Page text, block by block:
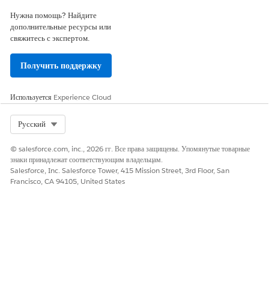
СОВЕТДля просмотра дополнительных категорий нажмите
обслуживания нажмите на поле поиска.
ПРИМЕЧАНИЕСредство запуска действий может
отображать до 10 недавно использованных процессов
обслуживания. Категория отображается для каждого
Нужна помощь? Найдите
дополнительные ресурсы или
свяжитесь с экспертом.
Получить поддержку
Используется Experience Cloud
Русский
© salesforce.com, inc., 2026 гг. Все права защищены. Упомянутые товарные
знаки принадлежат соответствующим владельцам.
Salesforce, Inc. Salesforce Tower, 415 Mission Street, 3rd Floor, San
Francisco, CA 94105, United States